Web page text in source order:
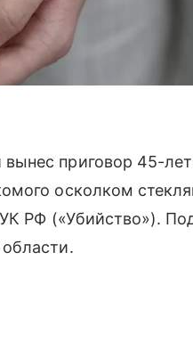
приговор 45-
осколком
РФ («Убийство»).